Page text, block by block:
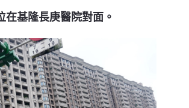
基隆長庚醫院對面。